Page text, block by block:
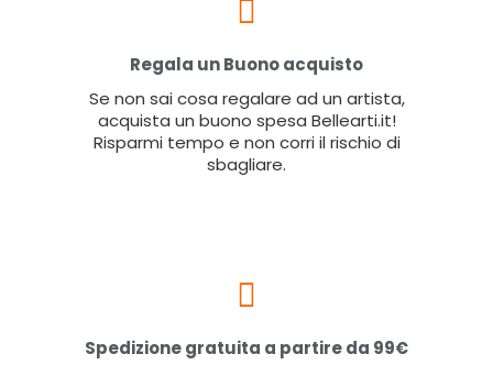
Regala un Buono acquisto
Se non sai cosa regalare ad un artista,
acquista un buono spesa Bellearti.it!
Risparmi tempo e non corri il rischio di
sbagliare.
Spedizione gratuita a partire da 99€